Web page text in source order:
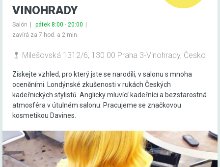
VINOHRADY
Salón
pátek 8:00 - 20:00
zavírá za 7 hod. a 2 min.
Milešovská 1312/6, 130 00 Praha 3-Vinohrady, Česko
Získejte vzhled, pro který jste se narodili, v salonu s mnoha
oceněními. Londýnské zkušenosti v rukách Českých
kadeřnických stylistů. Anglicky mluvící kadeřníci a bezstarostná
atmosféra v útulném salonu. Pracujeme se značkovou
kosmetikou Davines.